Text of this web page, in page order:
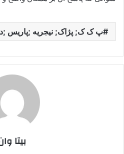
پ ک ک; پژاک; نیجریه ;پاریس
بیتا